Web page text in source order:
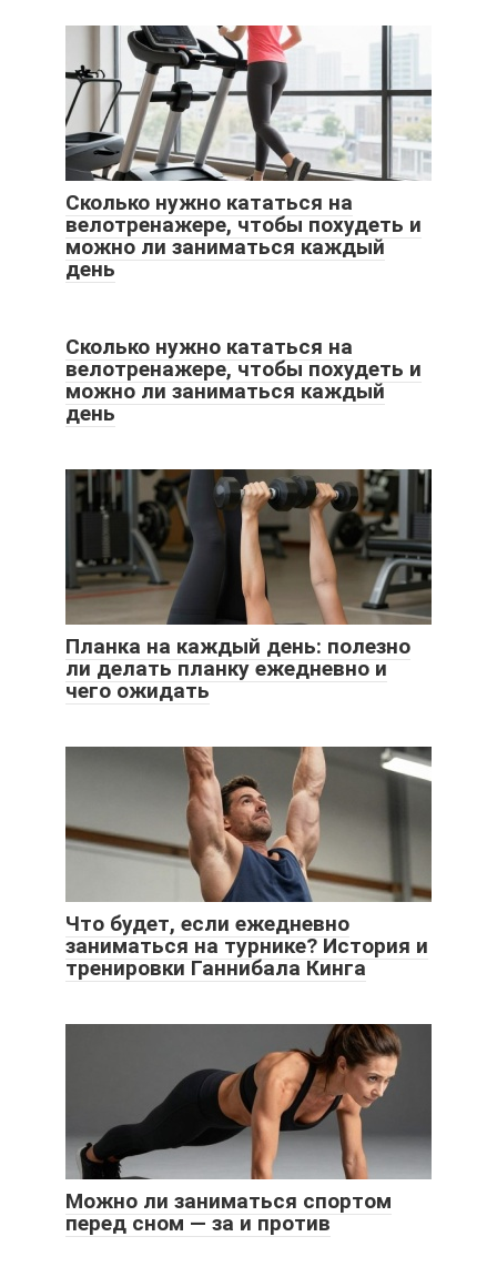
Сколько нужно кататься на
велотренажере, чтобы похудеть и
можно ли заниматься каждый
день
Сколько нужно кататься на
велотренажере, чтобы похудеть и
можно ли заниматься каждый
день
Планка на каждый день: полезно
ли делать планку ежедневно и
чего ожидать
Что будет, если ежедневно
заниматься на турнике? История и
тренировки Ганнибала Кинга
Можно ли заниматься спортом
перед сном — за и против